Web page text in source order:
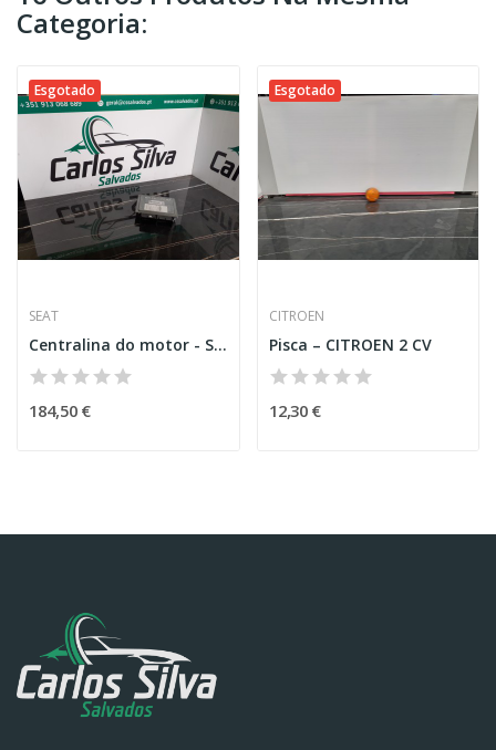
Categoria:
Esgotado
SEAT
Centralina do motor - Seat Ateca
184,50 €
Esgotado
CITROEN
Pisca – CITROEN 2 CV
12,30 €